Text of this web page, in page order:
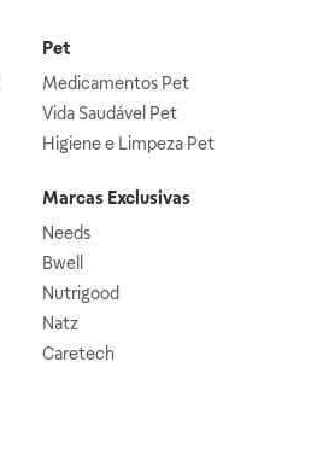
Pet
Medicamentos Pet
Vida Saudável Pet
Higiene e Limpeza Pet
Marcas Exclusivas
Needs
Bwell
Nutrigood
Natz
Caretech